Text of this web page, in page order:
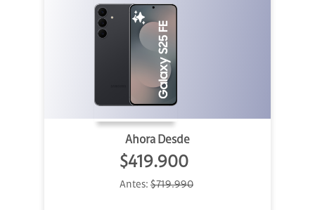
Ahora Desde
$419.900
Antes: $719.990